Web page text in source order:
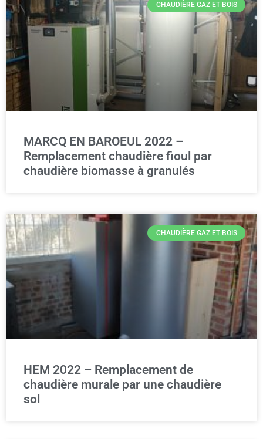
CHAUDIÈRE GAZ ET BOIS
MARCQ EN BAROEUL 2022 –
Remplacement chaudière fioul par
chaudière biomasse à granulés
CHAUDIÈRE GAZ ET BOIS
HEM 2022 – Remplacement de
chaudière murale par une chaudière
sol